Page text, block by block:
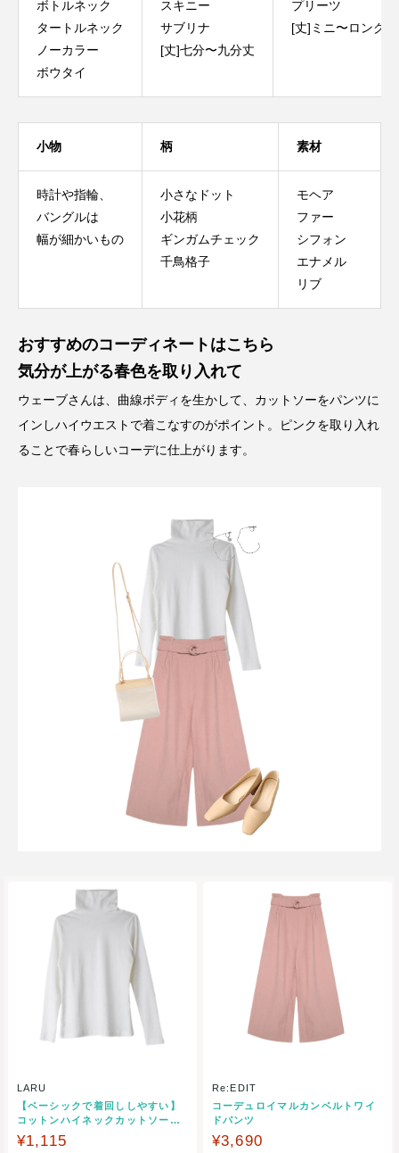
ボトルネック
タートルネック
ノーカラー
ボウタイ
スキニー
サブリナ
[丈]七分〜九分丈
プリーツ
[丈]ミニ〜ロング
小物 柄 素材
時計や指輪、
バングルは
幅が細かいもの
小さなドット
小花柄
ギンガムチェック
千鳥格子
モヘア
ファー
シフォン
エナメル
リブ
おすすめのコーディネートはこちら
気分が上がる春色を取り入れて
ウェーブさんは、曲線ボディを生かして、カットソーをパンツに
インしハイウエストで着こなすのがポイント。ピンクを取り入れ
ることで春らしいコーデに仕上がります。
LARU
【ベーシックで着回ししやすい】
コットンハイネックカットソー /
インナー/綿/レディース
¥1,115
Re:EDIT
コーデュロイマルカンベルトワイ
ドパンツ
¥3,690